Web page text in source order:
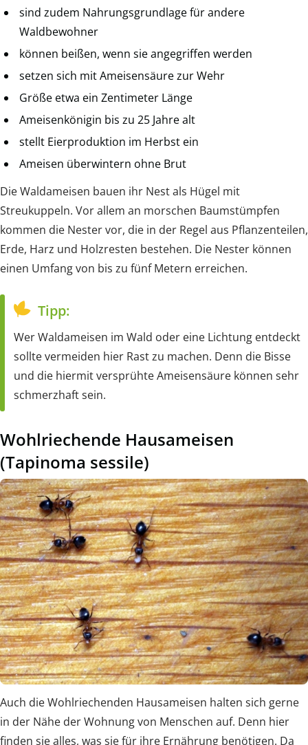
sind zudem Nahrungsgrundlage für andere
Waldbewohner
können beißen, wenn sie angegriffen werden
setzen sich mit Ameisensäure zur Wehr
Größe etwa ein Zentimeter Länge
Ameisenkönigin bis zu 25 Jahre alt
stellt Eierproduktion im Herbst ein
Ameisen überwintern ohne Brut
Die Waldameisen bauen ihr Nest als Hügel mit
Streukuppeln. Vor allem an morschen Baumstümpfen
kommen die Nester vor, die in der Regel aus Pflanzenteilen,
Erde, Harz und Holzresten bestehen. Die Nester können
einen Umfang von bis zu fünf Metern erreichen.
Tipp:
Wer Waldameisen im Wald oder eine Lichtung entdeckt
sollte vermeiden hier Rast zu machen. Denn die Bisse
und die hiermit versprühte Ameisensäure können sehr
schmerzhaft sein.
Wohlriechende Hausameisen
(Tapinoma sessile)
Auch die Wohlriechenden Hausameisen halten sich gerne
in der Nähe der Wohnung von Menschen auf. Denn hier
finden sie alles, was sie für ihre Ernährung benötigen. Da